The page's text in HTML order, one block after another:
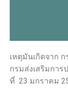
เหตุมันเกิดจาก
กรมส่งเสริมการ
ที่ 23 มกราคม